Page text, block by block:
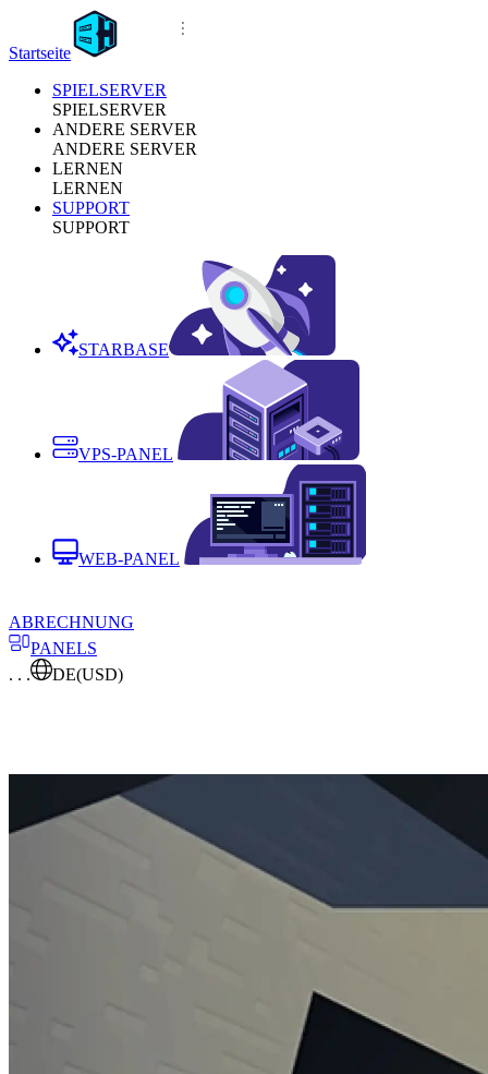
Startseite
SPIELSERVER
SPIELSERVER
ANDERE SERVER
ANDERE SERVER
LERNEN
LERNEN
SUPPORT
SUPPORT
STARBASE
VPS-PANEL
WEB-PANEL
ABRECHNUNG
PANELS
. . .
DE(USD)